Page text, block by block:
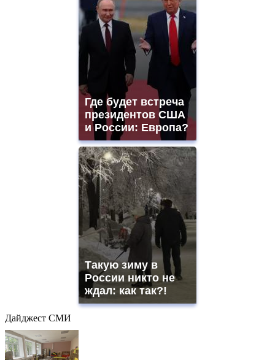
Где будет встреча
президентов США
и России: Европа?
Такую зиму в
России никто не
ждал: как так?!
Дайджест СМИ